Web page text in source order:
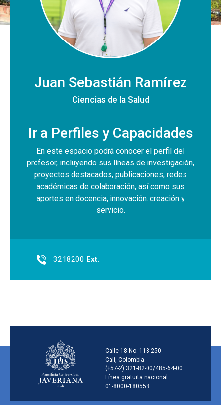
Juan Sebastián Ramírez
Ciencias de la Salud
Ir a Perfiles y Capacidades
En este espacio podrá conocer el perfil del
profesor, incluyendo sus líneas de investigación,
proyectos destacados, publicaciones, redes
académicas de colaboración, así como sus
aportes en docencia, innovación, creación y
servicio.
3218200 Ext.
Información de la
Calle 18 No. 118-250
Cali, Colombia.
(+57-2) 321-82-00/485-64-00
Línea gratuita nacional
01-8000-180558